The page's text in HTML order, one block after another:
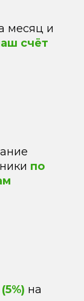
месяц и
счёт
по
на